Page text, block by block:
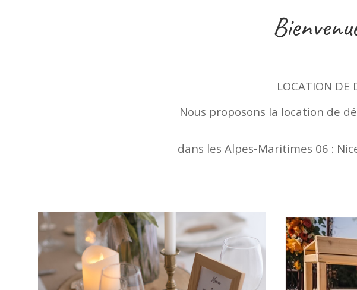
LOCATION DE
Nous proposons la location de
dans les Alpes-Maritimes 06 :